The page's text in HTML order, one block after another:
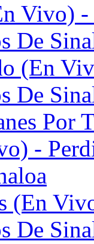
Vivo)
De
(En
De
Por
-
(En
De